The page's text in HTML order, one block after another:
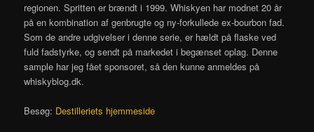
regionen. Spritten er brændt i 1999. Whiskyen har modnet 20 år
på en kombination af genbrugte og ny-forkullede ex-bourbon fad.
Som de andre udgivelser i denne serie, er hældt på flaske ved
fuld fadstyrke, og sendt på markedet i begænset oplag. Denne
sample har jeg fået sponsoret, så den kunne anmeldes på
whiskyblog.dk.
Besøg: Destilleriets hjemmeside